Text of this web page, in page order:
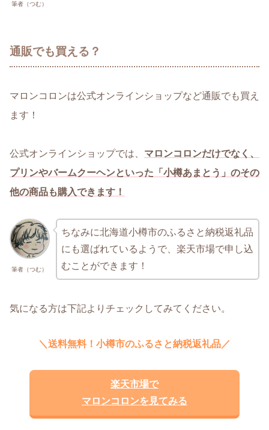
筆者（つむ）
通販でも買える？
マロンコロンは公式オンラインショップなど通販でも買え
ます！
公式オンラインショップでは、 マロンコロンだけでなく、
プリンやバームクーヘンといった「小樽あまとう」のその
他の商品も購入できます！
筆者（つむ）
ちなみに北海道小樽市のふるさと納税返礼品
にも選ばれているようで、楽天市場で申し込
むことができます！
気になる方は下記よりチェックしてみてください。
＼送料無料！小樽市のふるさと納税返礼品／
楽天市場で
マロンコロンを見てみる